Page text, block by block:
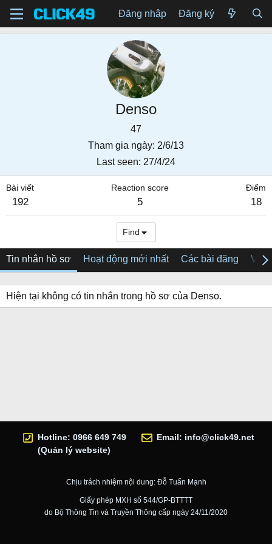
Đăng nhập Đăng ký
Denso
47
Tham gia ngày 2/6/13
Last seen 27/4/24
Bài viết
192
Reaction score
5
Điểm
18
Find
Tin nhắn hồ sơ Hoạt động mới nhất Các bài đăng Về
Hiện tại không có tin nhắn trong hồ sơ của Denso.
Hotline: 0966 649 749
(Quản lý website)
Email: info@click49.net
Chịu trách nhiệm nội dung: Đỗ Tuấn Mạnh
Giấy phép MXH số 544/GP-BTTTT
do Bộ Thông Tin và Truyền Thông cấp ngày 24/11/2020